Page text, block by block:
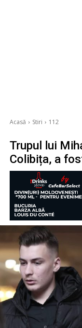
Acasă Stiri 112
Trupul lui
Colibița, a